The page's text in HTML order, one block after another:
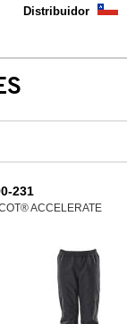
Distribuidor
231
ACCELERATE